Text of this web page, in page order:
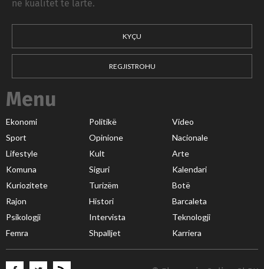
në kualitet të lartë.
KYÇU
REGJISTROHU
Menu
Ekonomi Politikë
Video
Sport
Opinione
Nacionale
Lifestyle
Kult
Arte
Komuna
Siguri
Kalendari
Kuriozitete
Turizëm
Botë
Rajon
Histori
Barcaleta
Psikologji
Intervista
Teknologji
Femra
Shpalljet Karriera